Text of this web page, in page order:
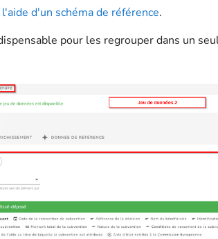
d'un schéma de référence.
pour les regrouper dans un